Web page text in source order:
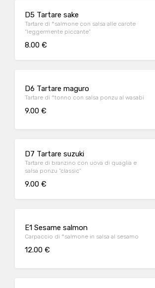
D5 Tartare sake
Tartare di °salmone con salsa alle carote
“leggermente piccante”
8.00 €
D6 Tartare maguro
Tartare di °tonno con salsa ponzu al wasabi
9.00 €
D7 Tartare suzuki
Tartare di branzino con uova di quaglia e
salsa ponzu “classic”
9.00 €
E1 Sesame salmon
Carpaccio di °salmone in salsa al sesamo
12.00 €